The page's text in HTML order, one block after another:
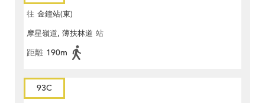
往 金鐘站(東)
摩星嶺道, 薄扶林道 站
距離 190m
93C